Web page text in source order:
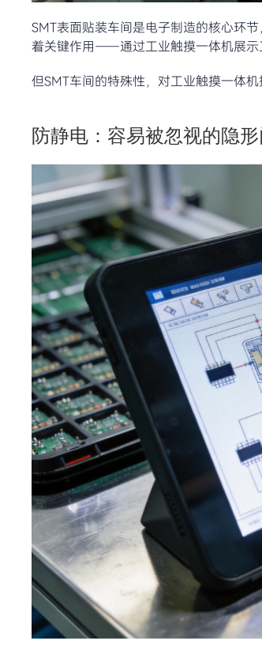
SMT表面贴装车间是电子制造的核心环
着关键作用——通过工业触摸一体机展示
但SMT车间的特殊性，对工业触摸一体
防静电：容易被忽视的隐